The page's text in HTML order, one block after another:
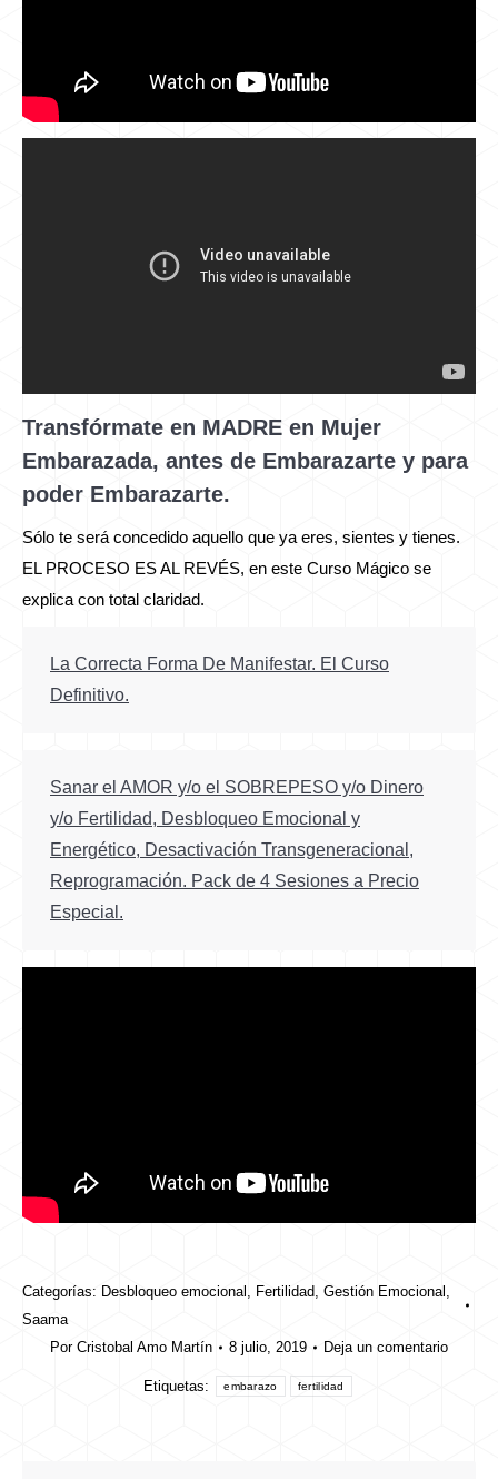
Transfórmate en MADRE en Mujer
Embarazada, antes de Embarazarte y para
poder Embarazarte.
Sólo te será concedido aquello que ya eres, sientes y tienes.
EL PROCESO ES AL REVÉS, en este Curso Mágico se
explica con total claridad.
La Correcta Forma De Manifestar. El Curso
Definitivo.
Sanar el AMOR y/o el SOBREPESO y/o Dinero
y/o Fertilidad, Desbloqueo Emocional y
Energético, Desactivación Transgeneracional,
Reprogramación. Pack de 4 Sesiones a Precio
Especial.
Categorías: Desbloqueo emocional , Fertilidad, Gestión Emocional ,
Saama
Por Cristobal Amo Martín 8 julio, 2019 Deja un comentario
Etiquetas: embarazo fertilidad